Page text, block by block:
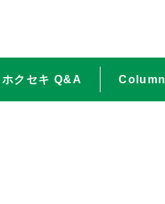
ホクセキ Q&A Column